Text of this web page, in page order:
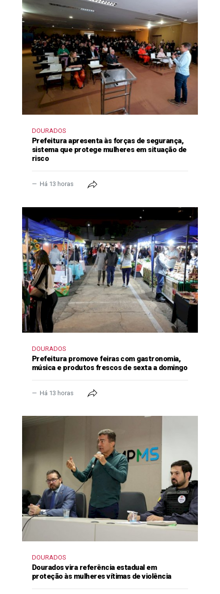
DOURADOS
Prefeitura apresenta às forças de segurança,
sistema que protege mulheres em situação de
risco
Há 13 horas
DOURADOS
Prefeitura promove feiras com gastronomia,
música e produtos frescos de sexta a domingo
Há 13 horas
DOURADOS
Dourados vira referência estadual em
proteção às mulheres vítimas de violência